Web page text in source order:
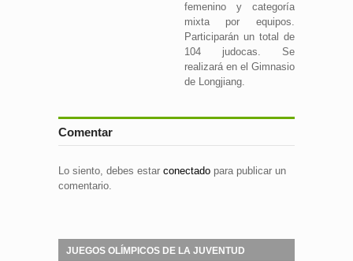
femenino y categoría
mixta por equipos.
Participarán un total de
104 judocas. Se
realizará en el Gimnasio
de Longjiang.
Comentar
Lo siento, debes estar conectado para publicar un
comentario.
JUEGOS OLÍMPICOS DE LA JUVENTUD